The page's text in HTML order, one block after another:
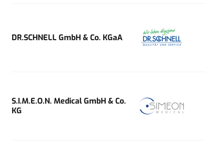
DR.SCHNELL GmbH & Co. KGaA
S.I.M.E.O.N. Medical GmbH & Co.
KG